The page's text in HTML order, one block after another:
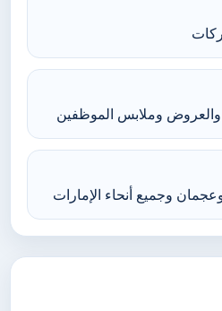
والعروض وملابس الموظفين
وجميع أنحاء الإمارات